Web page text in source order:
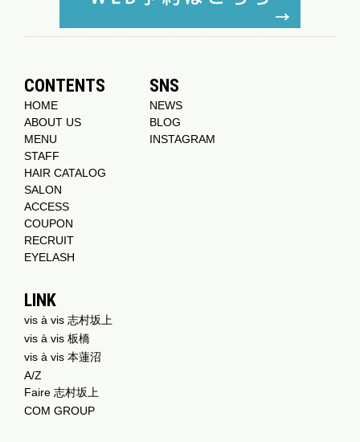
CONTENTS
HOME
ABOUT US
MENU
STAFF
HAIR CATALOG
SALON
ACCESS
COUPON
RECRUIT
EYELASH
SNS
NEWS
BLOG
INSTAGRAM
LINK
vis à vis 志村坂上
vis à vis 板橋
vis à vis 本蓮沼
A/Z
Faire 志村坂上
COM GROUP